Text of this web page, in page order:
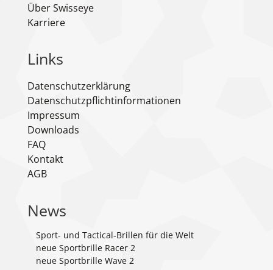
Über Swisseye
Karriere
Links
Datenschutzerklärung
Datenschutzpflichtinformationen
Impressum
Downloads
FAQ
Kontakt
AGB
News
Sport- und Tactical-Brillen für die Welt
neue Sportbrille Racer 2
neue Sportbrille Wave 2